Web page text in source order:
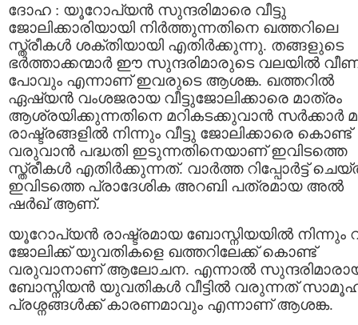
ദോഹ : യൂറോപ്യന്‍ സുന്ദരിമാരെ വീട്ടു
ജോലിക്കാരിയായി നിര്‍ത്തുന്നതിനെ ഖത്തറിലെ
സ്ത്രീകള്‍ ശക്തിയായി എതിര്‍ക്കുന്നു. തങ്ങളുടെ
ഭര്‍ത്താക്കന്മാര്‍ ഈ സുന്ദരിമാരുടെ വലയില്‍
പോവും എന്നാണ് ഇവരുടെ ആശങ്ക. ഖത്തറില്‍
ഏഷ്യന്‍ വംശജരായ വീട്ടുജോലിക്കാരെ മാത്രം
ആശ്രയിക്കുന്നതിനെ മറികടക്കുവാന്‍ സര്‍ക്കാര്‍
രാഷ്ട്രങ്ങളില്‍ നിന്നും വീട്ടു ജോലിക്കാരെ കൊണ്ട്
വരുവാന്‍ പദ്ധതി ഇടുന്നതിനെയാണ് ഇവിടത്തെ
സ്ത്രീകള്‍ എതിര്‍ക്കുന്നത്. വാര്‍ത്ത റിപ്പോര്‍ട്ട്
ഇവിടത്തെ പ്രാദേശിക അറബി പത്രമായ അല്‍
ഷര്‍ഖ് ആണ്.
യൂറോപ്യന്‍ രാഷ്ട്രമായ ബോസ്നിയയില്‍ നിന്നും
ജോലിക്ക് യുവതികളെ ഖത്തറിലേക്ക് കൊണ്ട്
വരുവാനാണ് ആലോചന. എന്നാല്‍
ബോസ്നിയന്‍ യുവതികള്‍ വീട്ടില്‍ വരുന്നത്
പ്രശ്നങ്ങള്‍ക്ക് കാരണമാവും എന്നാണ് ആശങ്ക.